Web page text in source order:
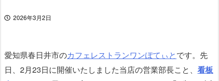
2026年3月2日
愛知県春日井市のカフェレストランワンぽてぃとです。先
日、2月23日に開催いたしました当店の営業部長こと、 看板